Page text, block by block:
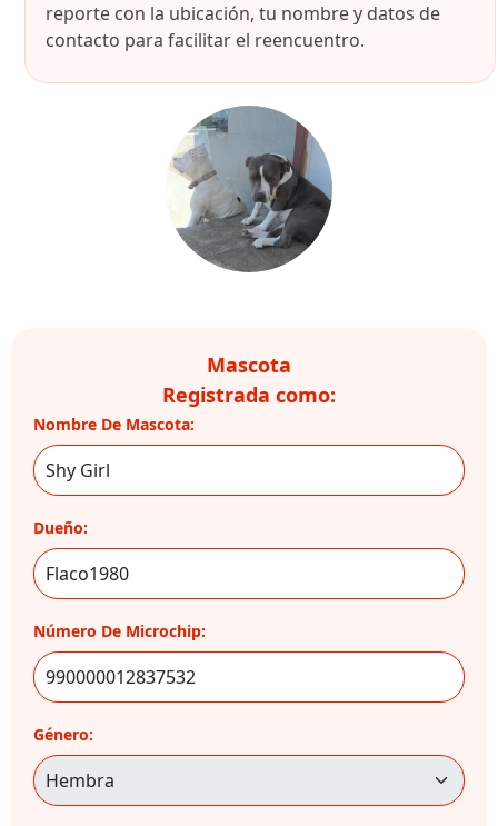
reporte con la ubicación, tu nombre y datos de
contacto para facilitar el reencuentro.
Mascota
Registrada como:
Nombre De Mascota:
Dueño:
Número De Microchip:
Género: